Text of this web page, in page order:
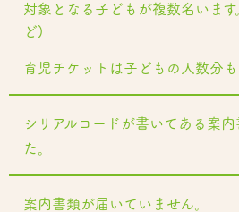
対象となる子どもが複数名いま
ど)
育児チケットは子どもの人数分
シリアルコードが書いてある案
た。
案内書類が届いていません。